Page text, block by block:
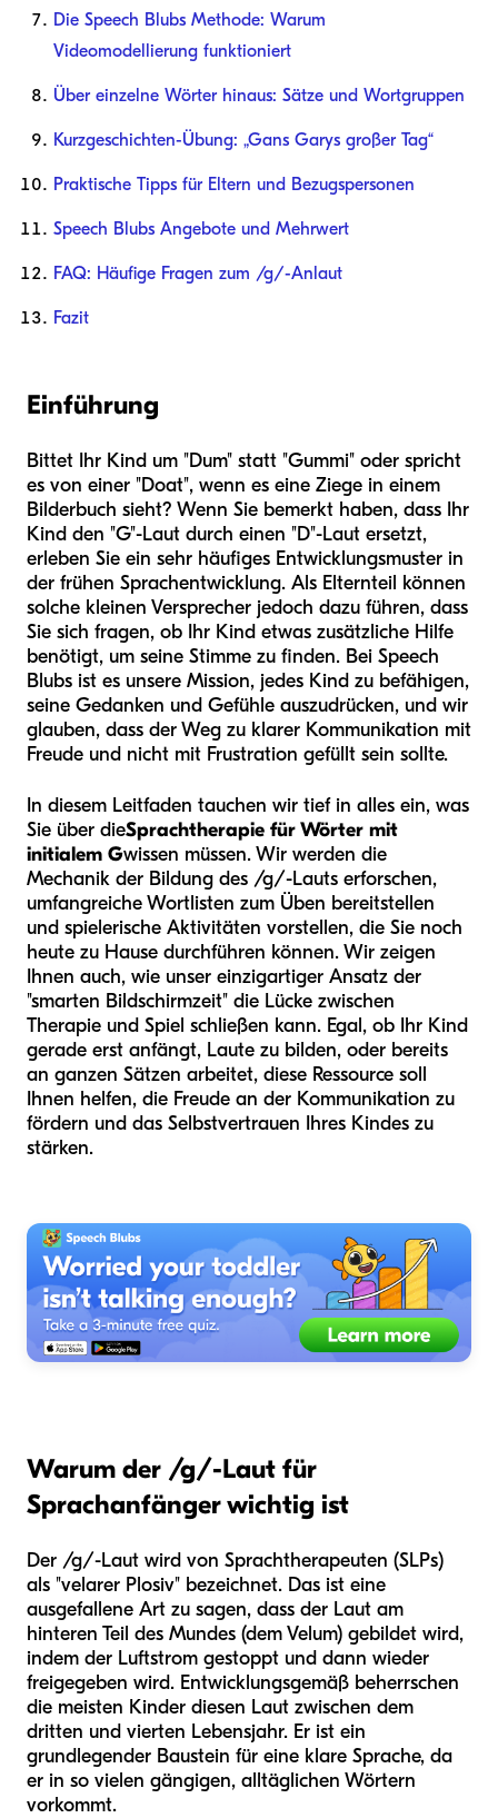
Die Speech Blubs Methode: Warum
Videomodellierung funktioniert
Über einzelne Wörter hinaus: Sätze und Wortgruppen
Kurzgeschichten-Übung: „Gans Garys großer Tag“
Praktische Tipps für Eltern und Bezugspersonen
Speech Blubs Angebote und Mehrwert
FAQ: Häufige Fragen zum /g/-Anlaut
Fazit
Einführung
Bittet Ihr Kind um "Dum" statt "Gummi" oder spricht
es von einer "Doat", wenn es eine Ziege in einem
Bilderbuch sieht? Wenn Sie bemerkt haben, dass Ihr
Kind den "G"-Laut durch einen "D"-Laut ersetzt,
erleben Sie ein sehr häufiges Entwicklungsmuster in
der frühen Sprachentwicklung. Als Elternteil können
solche kleinen Versprecher jedoch dazu führen, dass
Sie sich fragen, ob Ihr Kind etwas zusätzliche Hilfe
benötigt, um seine Stimme zu finden. Bei Speech
Blubs ist es unsere Mission, jedes Kind zu befähigen,
seine Gedanken und Gefühle auszudrücken, und wir
glauben, dass der Weg zu klarer Kommunikation mit
Freude und nicht mit Frustration gefüllt sein sollte.
In diesem Leitfaden tauchen wir tief in alles ein, was
Sie über dieSprachtherapie für Wörter mit
initialem Gwissen müssen. Wir werden die
Mechanik der Bildung des /g/-Lauts erforschen,
umfangreiche Wortlisten zum Üben bereitstellen
und spielerische Aktivitäten vorstellen, die Sie noch
heute zu Hause durchführen können. Wir zeigen
Ihnen auch, wie unser einzigartiger Ansatz der
"smarten Bildschirmzeit" die Lücke zwischen
Therapie und Spiel schließen kann. Egal, ob Ihr Kind
gerade erst anfängt, Laute zu bilden, oder bereits
an ganzen Sätzen arbeitet, diese Ressource soll
Ihnen helfen, die Freude an der Kommunikation zu
fördern und das Selbstvertrauen Ihres Kindes zu
stärken.
Warum der /g/-Laut für
Sprachanfänger wichtig ist
Der /g/-Laut wird von Sprachtherapeuten (SLPs)
als "velarer Plosiv" bezeichnet. Das ist eine
ausgefallene Art zu sagen, dass der Laut am
hinteren Teil des Mundes (dem Velum) gebildet wird,
indem der Luftstrom gestoppt und dann wieder
freigegeben wird. Entwicklungsgemäß beherrschen
die meisten Kinder diesen Laut zwischen dem
dritten und vierten Lebensjahr. Er ist ein
grundlegender Baustein für eine klare Sprache, da
er in so vielen gängigen, alltäglichen Wörtern
vorkommt.